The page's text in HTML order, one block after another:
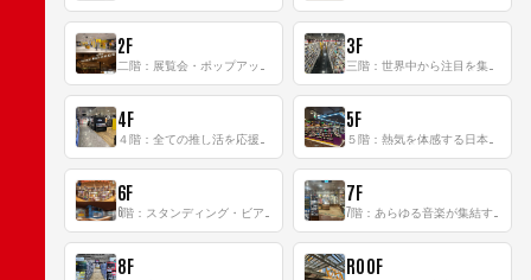
2F 3F
4F 5F
6F 7F
8F ROOF